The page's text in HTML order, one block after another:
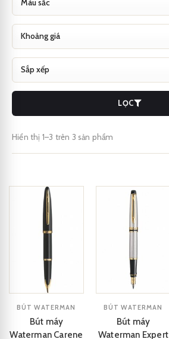
Hiển thị 1–3 trên 3 sản phẩm
LỌC
BÚT WATERMAN
Bút máy
Waterman Carene
BÚT WATERMAN
Bút máy
Waterman Expert